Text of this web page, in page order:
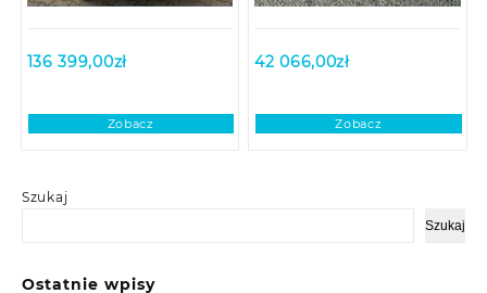
Szukaj
Szukaj
Ostatnie wpisy
136 399,00zł
Zobacz
42 066,00zł
Zobacz